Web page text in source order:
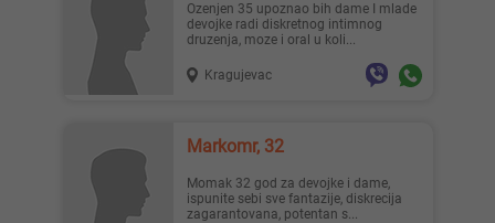
ozenjen 35 upoznao bih dame I mlade
devojke radi diskretnog intimnog
druzenja, moze i oral u koli...
Kragujevac
Markomr, 32
Momak 32 god za devojke i dame,
ispunite sebi sve fantazije, diskrecija
zagarantovana, potentan s...